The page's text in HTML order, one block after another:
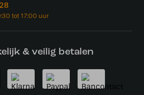
& veilig betalen